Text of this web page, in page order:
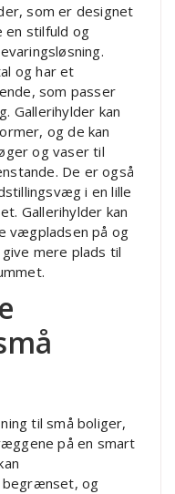
som er designet
stilfuld og
og har et
som passer
Gallerihylder kan
og de kan
og vaser til
De er også
i en lille
Gallerihylder kan
vægpladsen på og
mere plads til
til små boliger,
på en smart
og